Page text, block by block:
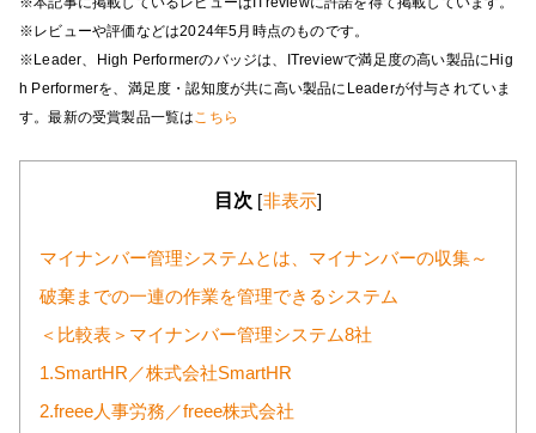
※レビューや評価などは2024年5月時点のものです。
※Leader、High Performerのバッジは、ITreviewで満足度の高い製品にHig
h Performerを、満足度・認知度が共に高い製品にLeaderが付与されていま
す。最新の受賞製品一覧はこちら
目次 [非表示]
マイナンバー管理システムとは、マイナンバーの収集～
破棄までの一連の作業を管理できるシステム
＜比較表＞マイナンバー管理システム8社
1.SmartHR／株式会社SmartHR
2.freee人事労務／freee株式会社